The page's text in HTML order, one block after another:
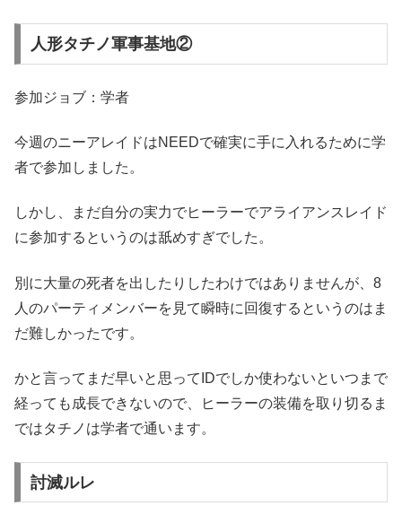
人形タチノ軍事基地②
参加ジョブ：学者
今週のニーアレイドはNEEDで確実に手に入れるために学
者で参加しました。
しかし、まだ自分の実力でヒーラーでアライアンスレイド
に参加するというのは舐めすぎでした。
別に大量の死者を出したりしたわけではありませんが、8
人のパーティメンバーを見て瞬時に回復するというのはま
だ難しかったです。
かと言ってまだ早いと思ってIDでしか使わないといつまで
経っても成長できないので、ヒーラーの装備を取り切るま
ではタチノは学者で通います。
討滅ルレ